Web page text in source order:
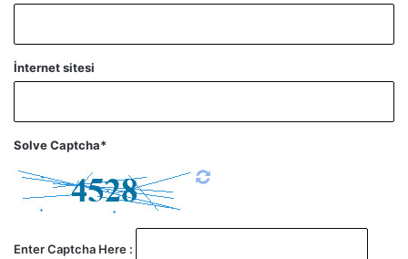
İnternet sitesi
Solve Captcha*
Enter Captcha Here :